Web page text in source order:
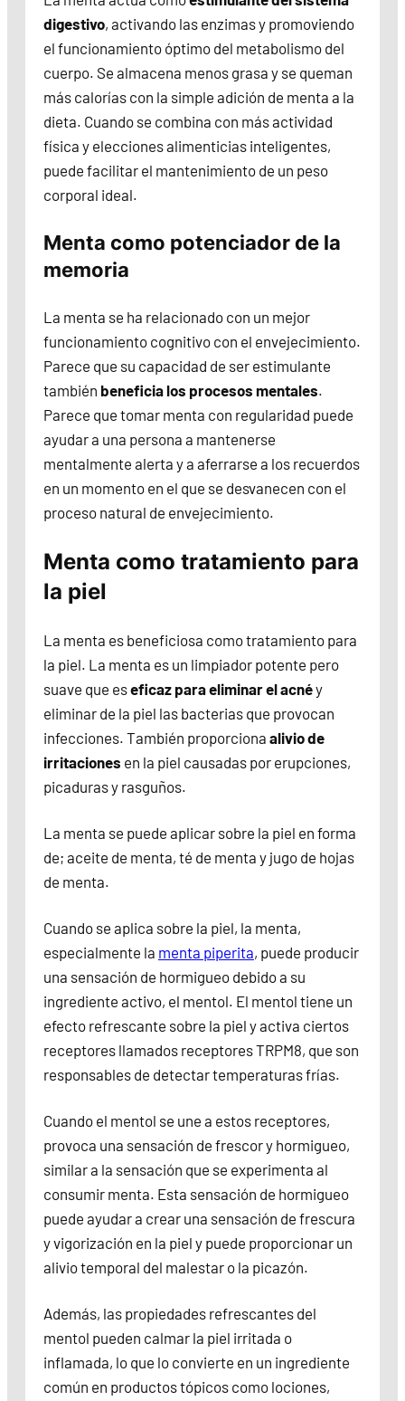
digestivo, activando las enzimas y promoviendo
el funcionamiento óptimo del metabolismo del
cuerpo. Se almacena menos grasa y se queman
más calorías con la simple adición de menta a la
dieta. Cuando se combina con más actividad
física y elecciones alimenticias inteligentes,
puede facilitar el mantenimiento de un peso
corporal ideal.
Menta como potenciador de la
memoria
La menta se ha relacionado con un mejor
funcionamiento cognitivo con el envejecimiento.
Parece que su capacidad de ser estimulante
también beneficia los procesos mentales.
Parece que tomar menta con regularidad puede
ayudar a una persona a mantenerse
mentalmente alerta y a aferrarse a los recuerdos
en un momento en el que se desvanecen con el
proceso natural de envejecimiento.
Menta como tratamiento para
la piel
La menta es beneficiosa como tratamiento para
la piel. La menta es un limpiador potente pero
suave que eseficaz para eliminar el acnéy
eliminar de la piel las bacterias que provocan
infecciones. También proporciona alivio de
irritaciones en la piel causadas por erupciones,
picaduras y rasguños.
La menta se puede aplicar sobre la piel en forma
de; aceite de menta, té de menta y jugo de hojas
de menta.
Cuando se aplica sobre la piel, la menta,
especialmente la menta piperita, puede producir
una sensación de hormigueo debido a su
ingrediente activo, el mentol. El mentol tiene un
efecto refrescante sobre la piel y activa ciertos
receptores llamados receptores TRPM8, que son
responsables de detectar temperaturas frías.
Cuando el mentol se une a estos receptores,
provoca una sensación de frescor y hormigueo,
similar a la sensación que se experimenta al
consumir menta. Esta sensación de hormigueo
puede ayudar a crear una sensación de frescura
y vigorización en la piel y puede proporcionar un
alivio temporal del malestar o la picazón.
Además, las propiedades refrescantes del
mentol pueden calmar la piel irritada o
inflamada, lo que lo convierte en un ingrediente
común en productos tópicos como lociones,